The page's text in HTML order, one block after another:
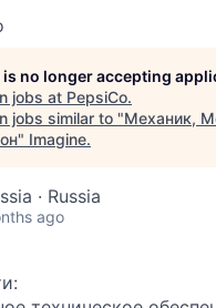
is no longer accepting
jobs at PepsiCo.
jobs similar to "Механик,
" Imagine.
· Russia
ago